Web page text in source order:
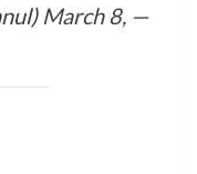
— shanul khoso (@KhosoShanul)
March 8,